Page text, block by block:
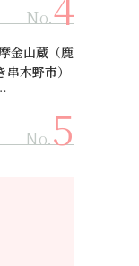
No.
金山蔵（鹿
木野市）
No.